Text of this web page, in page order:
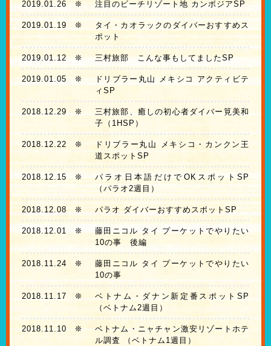
2019.01.26❊ 注目のビーチリゾート地 カンボジアSP
2019.01.19 ❊
タイ・カオラックのダイバーおすすめス
ポット
2019.01.12❊ 三村旅部 こんな事もしてましたSP
2019.01.05 ❊
ドリブラー丸山 メキシコ アクティビテ
ィSP
2018.12.29 ❊
三村旅部、癒しの初心者ダイバー筧美和
子（1HSP）
2018.12.22 ❊
ドリブラー丸山 メキシコ・カンクン王
道スポットSP
2018.12.15❊
パラオ日本語だけでOKスポットSP
（パラオ2週目）
2018.12.08 ❊ パラオ ダイバーおすすめスポットSP
2018.12.01 ❊
藤田ニコル タイ プーケットでやりたい
10の事 後編
2018.11.24 ❊
藤田ニコル タイ プーケットでやりたい
10の事
2018.11.17 ❊
ベトナム・ダナン新定番スポットSP
（ベトナム2週目）
2018.11.10❊
ベトナム・ニャチャン激安リゾートホテ
ル調査 （ベトナム1週目）